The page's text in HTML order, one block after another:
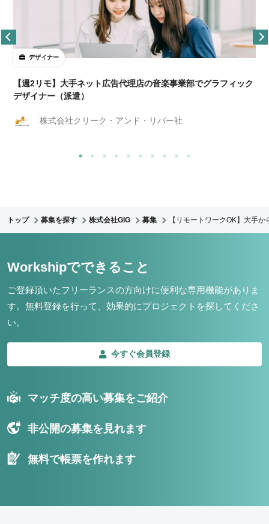
デザイナー
【週2リモ】大手ネット広告代理店の音楽事業部でグラフィック
デザイナー（派遣）
株式会社クリーク・アンド・リバー社
トップ 募集を探す 株式会社GIG 募集 【リモートワークOK】大手
Workshipでできること
ご登録頂いたフリーランスの方向けに便利な専用機能がありま
す。 無料登録を行って、効果的にプロジェクトを探してくださ
い。
今すぐ会員登録
マッチ度の高い募集をご紹介
非公開の募集を見れます
無料で帳票を作れます